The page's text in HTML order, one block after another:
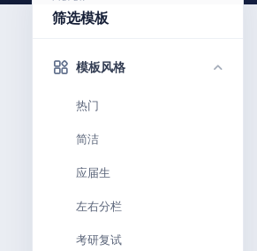
筛选模板
模板风格
热门
简洁
应届生
左右分栏
考研复试